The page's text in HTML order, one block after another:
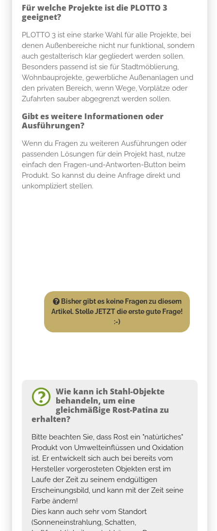
Für welche Projekte ist die PLOTTO 3
geeignet?
PLOTTO 3 ist eine starke Wahl für alle Projekte, bei
denen Außenbereiche nicht nur funktional, sondern
auch gestalterisch klar gegliedert werden sollen.
Besonders passend ist sie für Stadtmöblierung,
Wohnbauprojekte, gewerbliche Außenanlagen und
den privaten Bereich, wenn Wege, Vorplätze oder
Zufahrten sauber abgegrenzt werden sollen.
Gibt es weitere Informationen oder
Ausführungen?
Wenn du Fragen zu weiteren Ausführungen oder
passenden Lösungen für dein Projekt hast, nutze
einfach den Fragen-und-Antworten-Button beim
Produkt. So kannst du deine Anfrage direkt und
unkompliziert stellen.
Bisher gibt es keine Fragen zu diesem
Artikel. Stelle JETZT die erste gute Frage!
:-)
Wie kann ich Stahl-Objekte
behandeln, um eine
gleichmäßige Rost-Patina zu
erhalten?
Bitte beachten Sie, dass Rost ein "natürliches"
Produkt von Umwelteinflüssen und Oxidation
ist. Er entwickelt sich auch bei bereits vom
Hersteller vorgerosteten Objekten erst im
Laufe der Zeit zu seinem endgültigen
Erscheinungsbild, und kann mit der Zeit seine
Farbe ändern!
Dies kann auch sehr vom Standort
(Sonneneinstrahlung, Schatten,